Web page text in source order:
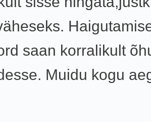
saan korralikult
Muidu kogu